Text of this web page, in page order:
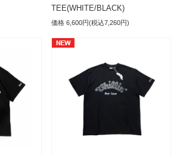
TEE(WHITE/BLACK)
価格 6,600円(税込7,260円)